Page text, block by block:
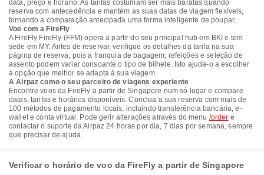
data, preço e horário. As tarifas costumam ser mais baratas quando
reserva com antecedência e mantém as suas datas de viagem flexíveis,
tornando a comparação antecipada uma forma inteligente de poupar.
Voe com a FireFly
A FireFly FireFly (FFM) opera a partir do seu principal hub em BKI e tem
sede em MY. Antes de reservar, verifique os detalhes da tarifa na sua
página de reserva, pois a franquia de bagagem, refeições e seleção de
assento podem variar consoante o tipo de bilhete. Isto ajuda-o a escolher
a opção que melhor se adapta à sua viagem.
A Airpaz como o seu parceiro de viagens experiente
Encontre voos da FireFly a partir de Singapore num só lugar e compare
datas, tarifas e horários disponíveis. Conclua a sua reserva com mais de
100 métodos de pagamento locais, incluindo transferência bancária, e-
wallet e conta virtual. Pode gerir alterações através do menu /order e
contactar o suporte da Airpaz 24 horas por dia, 7 dias por semana, sempre
que precisar de ajuda.
Verificar o horário de voo da FireFly a partir de Singapore